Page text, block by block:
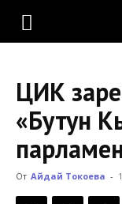
KLOOP.KG
Новости
ЦИК
«Бутун
От Айдай Токоева -